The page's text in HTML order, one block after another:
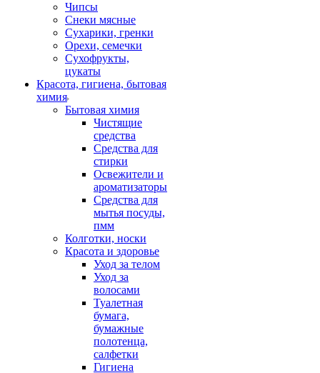
Чипсы
Снеки мясные
Сухарики, гренки
Орехи, семечки
Сухофрукты,
цукаты
Красота, гигиена, бытовая
химия
Бытовая химия
Чистящие
средства
Средства для
стирки
Освежители и
ароматизаторы
Средства для
мытья посуды,
пмм
Колготки, носки
Красота и здоровье
Уход за телом
Уход за
волосами
Туалетная
бумага,
бумажные
полотенца,
салфетки
Гигиена